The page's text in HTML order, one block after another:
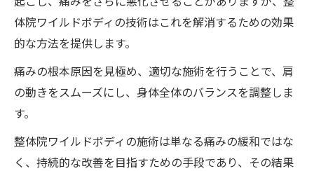
体院ワイルドボディの技術はこれを解消するための効果
的な方法を提供します。
痛みの根本原因を見極め、適切な施術を行うことで、肩
の動きをスムーズにし、身体全体のバランスを調整しま
す。
整体院ワイルドボディの施術は単なる痛みの緩和ではな
く、持続的な改善を目指すための手段であり、その結果